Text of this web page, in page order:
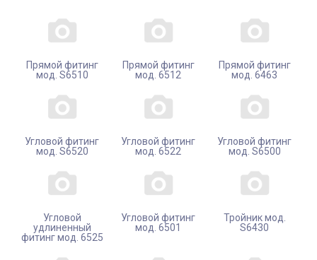
Прямой фитинг
мод. S6510
Прямой фитинг
мод. 6512
Прямой фитинг
мод. 6463
Угловой фитинг
мод. S6520
Угловой фитинг
мод. 6522
Угловой фитинг
мод. S6500
Угловой
удлиненный
фитинг мод. 6525
Угловой фитинг
мод. 6501
Тройник мод.
S6430